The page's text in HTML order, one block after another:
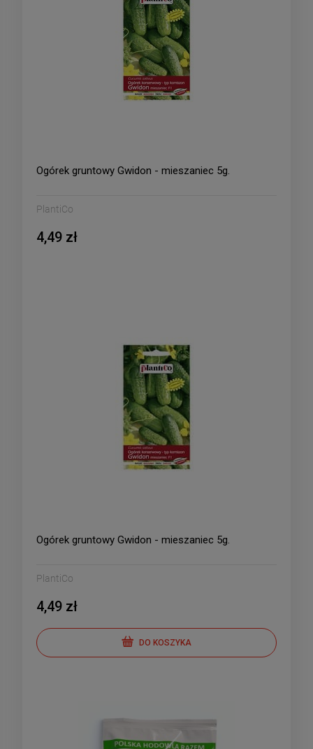
Ogórek gruntowy Gwidon - mieszaniec 5g.
PlantiCo
4,49 zł
Ogórek gruntowy Gwidon - mieszaniec 5g.
PlantiCo
4,49 zł
DO KOSZYKA